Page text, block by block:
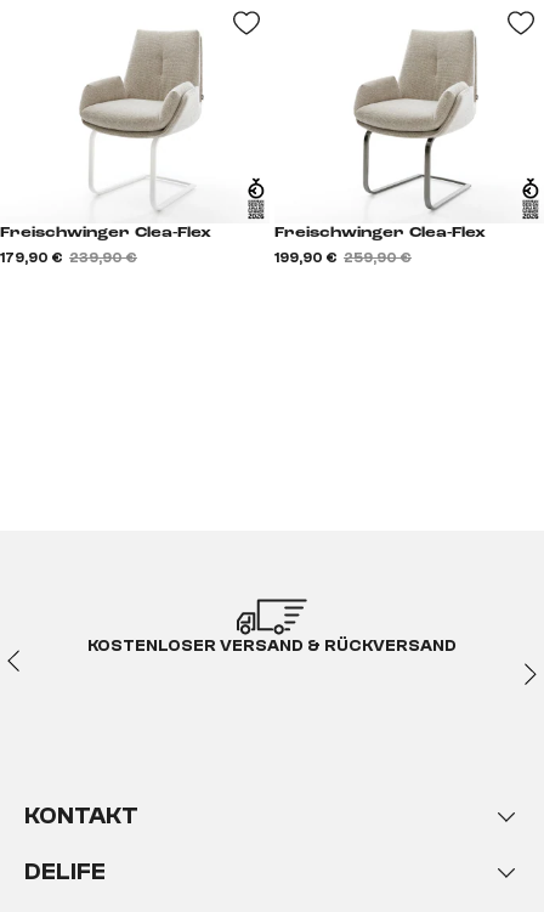
Freischwinger Clea-Flex
179,90 € 239,90 €
Freischwinger Clea-Flex
199,90 € 259,90 €
KOSTENLOSER VERSAND & RÜCKVERSAND
KONTAKT
DELIFE